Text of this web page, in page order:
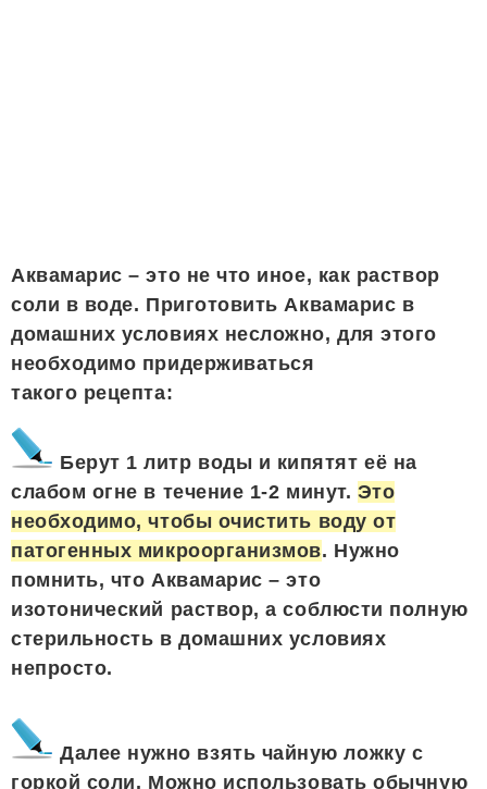
Аквамарис – это не что иное, как раствор
соли в воде. Приготовить Аквамарис в
домашних условиях несложно, для этого
необходимо придерживаться
такого рецепта:
Берут 1 литр воды и кипятят её на
слабом огне в течение 1-2 минут. Это
необходимо, чтобы очистить воду от
патогенных микроорганизмов. Нужно
помнить, что Аквамарис – это
изотонический раствор, а соблюсти полную
стерильность в домашних условиях
непросто.
Далее нужно взять чайную ложку с
горкой соли. Можно использовать обычную